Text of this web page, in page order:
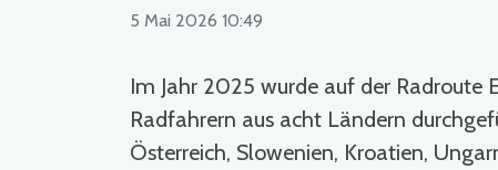
5 Mai 2026 10:49
Im Jahr 2025 wurde auf der Radroute
Radfahrern aus acht Ländern
Österreich, Slowenien, Kroatien,